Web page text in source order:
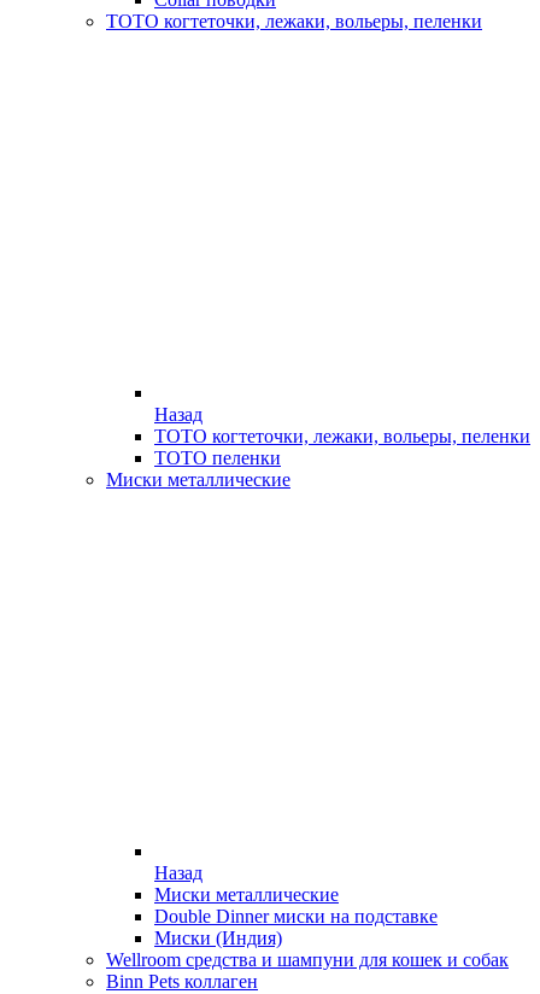
ТОТО когтеточки, лежаки, вольеры, пеленки
Назад
ТОТО когтеточки, лежаки, вольеры, пеленки
ТОТО пеленки
Миски металлические
Назад
Миски металлические
Double Dinner миски на подставке
Миски (Индия)
Wellroom средства и шампуни для кошек и собак
Binn Pets коллаген